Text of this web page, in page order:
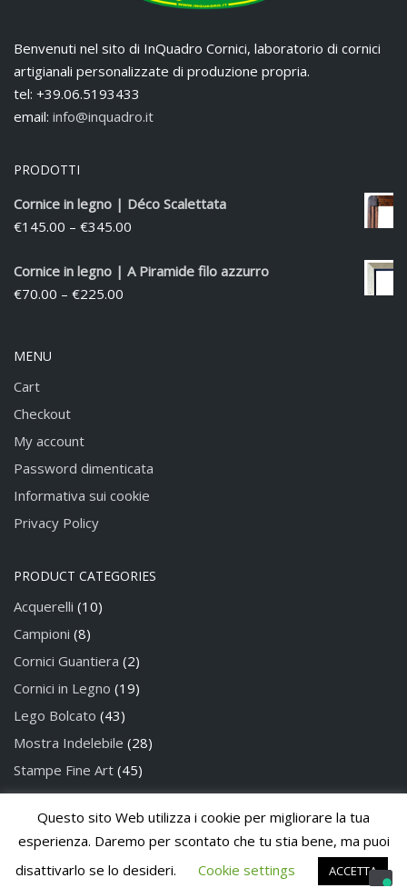
Benvenuti nel sito di InQuadro Cornici, laboratorio di cornici
artigianali personalizzate di produzione propria.
tel: +39.06.5193433
email: info@inquadro.it
PRODOTTI
Cornice in legno | Déco Scalettata
€145.00 – €345.00
Cornice in legno | A Piramide filo azzurro
€70.00 – €225.00
MENU
Cart
Checkout
My account
Password dimenticata
Informativa sui cookie
Privacy Policy
PRODUCT CATEGORIES
Acquerelli (10)
Campioni (8)
Cornici Guantiera (2)
Cornici in Legno (19)
Lego Bolcato (43)
Mostra Indelebile (28)
Stampe Fine Art (45)
Questo sito Web utilizza i cookie per migliorare la tua
esperienza. Daremo per scontato che tu stia bene, ma puoi
disattivarlo se lo desideri.
Cookie settings ACCETTA